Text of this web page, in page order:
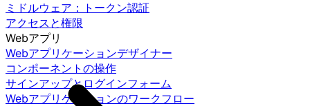
ミドルウェア：トークン認証
アクセスと権限
Webアプリ
Webアプリケーションデザイナー
コンポーネントの操作
サインアップとログインフォーム
Webアプリケーションのワークフロー